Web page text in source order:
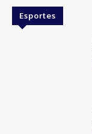
Esportes